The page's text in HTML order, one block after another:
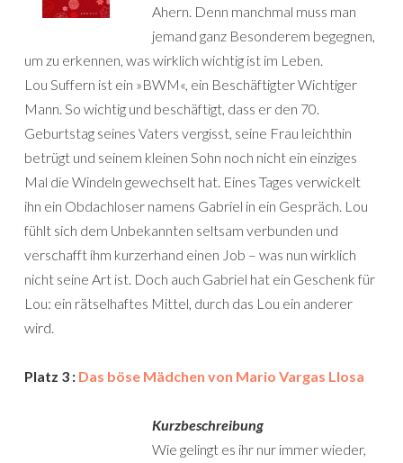
Ahern. Denn manchmal muss man
jemand ganz Besonderem begegnen,
um zu erkennen, was wirklich wichtig ist im Leben.
Lou Suffern ist ein »BWM«, ein Beschäftigter Wichtiger
Mann. So wichtig und beschäftigt, dass er den 70.
Geburtstag seines Vaters vergisst, seine Frau leichthin
betrügt und seinem kleinen Sohn noch nicht ein einziges
Mal die Windeln gewechselt hat. Eines Tages verwickelt
ihn ein Obdachloser namens Gabriel in ein Gespräch. Lou
fühlt sich dem Unbekannten seltsam verbunden und
verschafft ihm kurzerhand einen Job – was nun wirklich
nicht seine Art ist. Doch auch Gabriel hat ein Geschenk für
Lou: ein rätselhaftes Mittel, durch das Lou ein anderer
wird.
Platz 3 : Das böse Mädchen von Mario Vargas Llosa
Kurzbeschreibung
Wie gelingt es ihr nur immer wieder,